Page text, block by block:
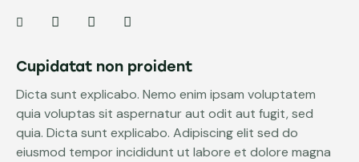
Cupidatat non proident
Dicta sunt explicabo. Nemo enim ipsam voluptatem
quia voluptas sit aspernatur aut odit aut fugit, sed
quia. Dicta sunt explicabo. Adipiscing elit sed do
eiusmod tempor incididunt ut labore et dolore magna